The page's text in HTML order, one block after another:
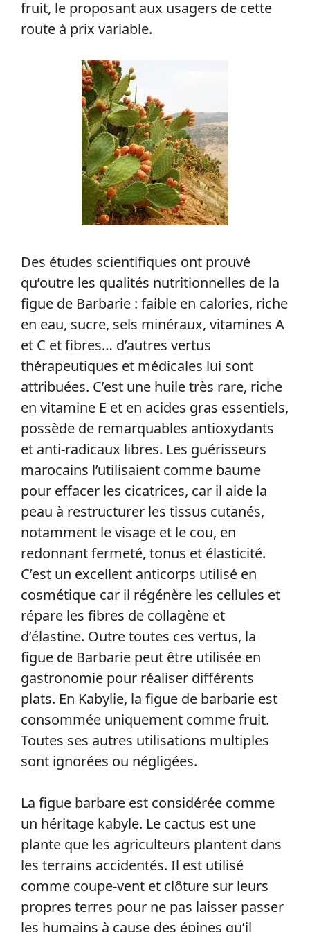
fruit, le proposant aux usagers de cette
route à prix variable.
Des études scientifiques ont prouvé
qu’outre les qualités nutritionnelles de la
figue de Barbarie : faible en calories, riche
en eau, sucre, sels minéraux, vitamines A
et C et fibres… d’autres vertus
thérapeutiques et médicales lui sont
attribuées. C’est une huile très rare, riche
en vitamine E et en acides gras essentiels,
possède de remarquables antioxydants
et anti-radicaux libres. Les guérisseurs
marocains l’utilisaient comme baume
pour effacer les cicatrices, car il aide la
peau à restructurer les tissus cutanés,
notamment le visage et le cou, en
redonnant fermeté, tonus et élasticité.
C’est un excellent anticorps utilisé en
cosmétique car il régénère les cellules et
répare les fibres de collagène et
d’élastine. Outre toutes ces vertus, la
figue de Barbarie peut être utilisée en
gastronomie pour réaliser différents
plats. En Kabylie, la figue de barbarie est
consommée uniquement comme fruit.
Toutes ses autres utilisations multiples
sont ignorées ou négligées.
La figue barbare est considérée comme
un héritage kabyle. Le cactus est une
plante que les agriculteurs plantent dans
les terrains accidentés. Il est utilisé
comme coupe-vent et clôture sur leurs
propres terres pour ne pas laisser passer
les humains à cause des épines qu’il